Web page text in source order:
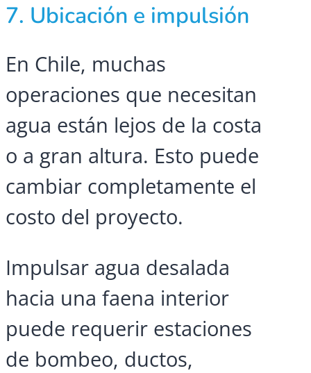
7. Ubicación e impulsión
En Chile, muchas
operaciones que necesitan
agua están lejos de la costa
o a gran altura. Esto puede
cambiar completamente el
costo del proyecto.
Impulsar agua desalada
hacia una faena interior
puede requerir estaciones
de bombeo, ductos,